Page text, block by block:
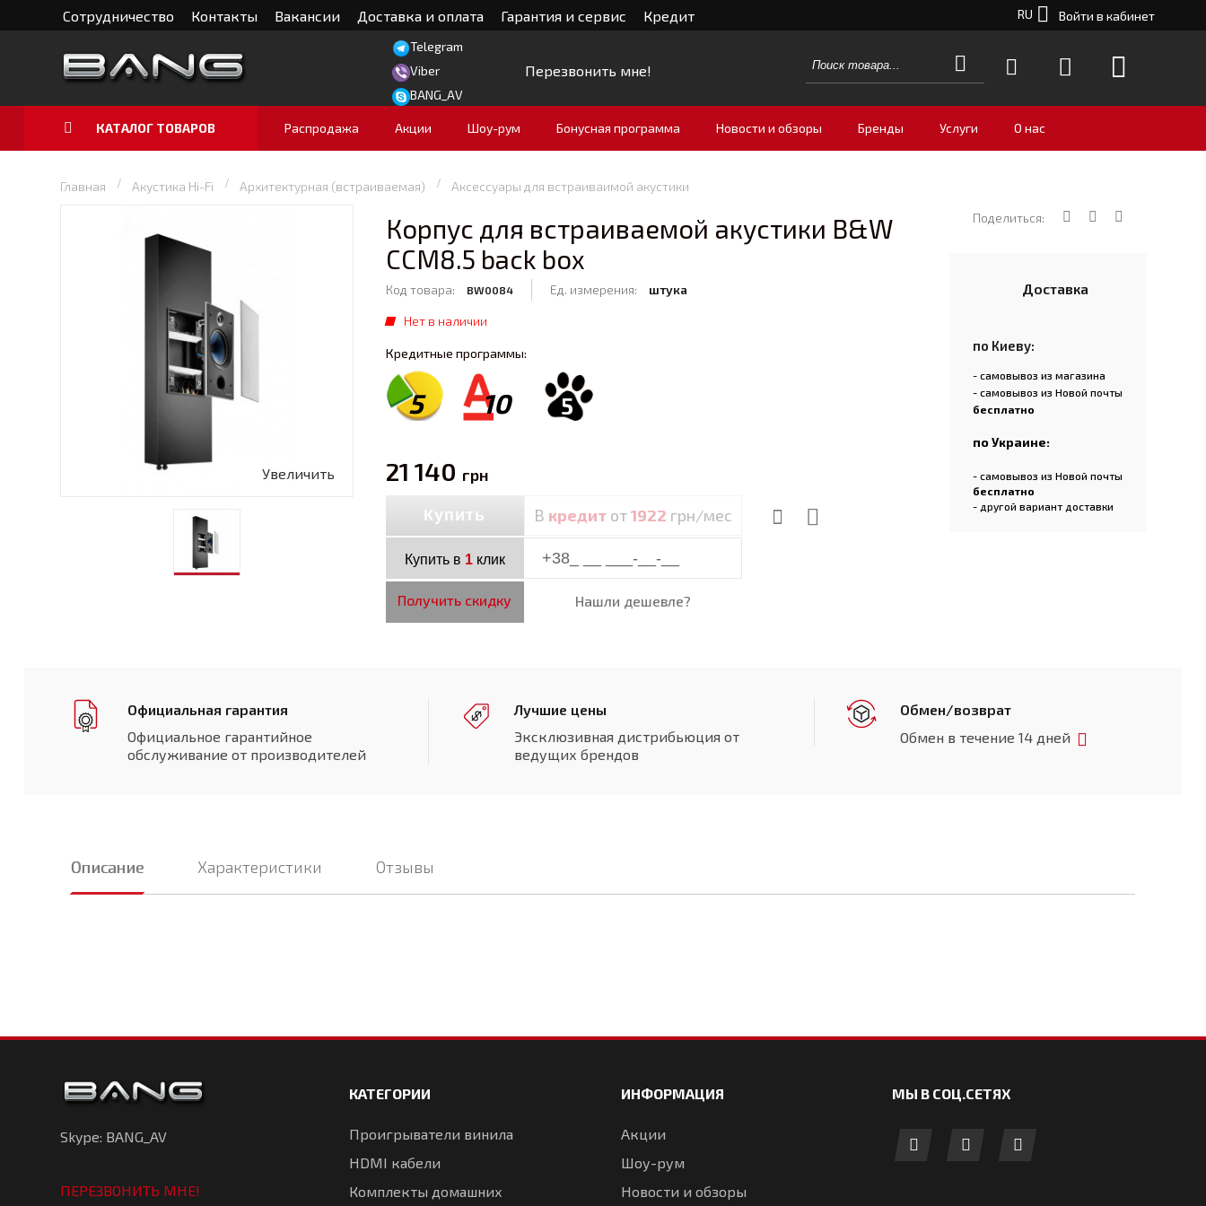
Сотрудничество Контакты Вакансии Доставка и оплата Гарантия и сервис Кредит Войти в кабинет
RU
Telegram
Viber
BANG_AV
Перезвонить мне!
КАТАЛОГ ТОВАРОВ Распродажа Акции Шоу-рум Бонусная программа Новости и обзоры Бренды Услуги О нас
Главная Акустика Hi-Fi Архитектурная (встраиваемая) Аксессуары для встраиваимой акустики
Увеличить
Корпус для встраиваемой акустики B&W
CCM8.5 back box
Код товара: BW0084 Ед. измерения: штука
Нет в наличии
Кредитные программы:
5 10 5
21 140 грн
Купить В кредитот1922 грн/мес
Купить в 1клик
Нашли дешевле?
Получить скидку
Поделиться:
Доставка
по Киеву:
- самовывоз из магазина
- самовывоз из Новой почты
бесплатно
по Украине:
- самовывоз из Новой почты
бесплатно
- другой вариант доставки
Официальная гарантия
Официальное гарантийное
обслуживание от производителей
Лучшие цены
Эксклюзивная дистрибьюция от
ведущих брендов
Обмен/возврат
Обмен в течение 14 дней
Описание Характеристики Отзывы
Skype: BANG_AV
ПЕРЕЗВОНИТЬ МНЕ!
КАТЕГОРИИ
Проигрыватели винила
HDMI кабели
Комплекты домашних
ИНФОРМАЦИЯ
Акции
Шоу-рум
Новости и обзоры
МЫ В СОЦ.СЕТЯХ